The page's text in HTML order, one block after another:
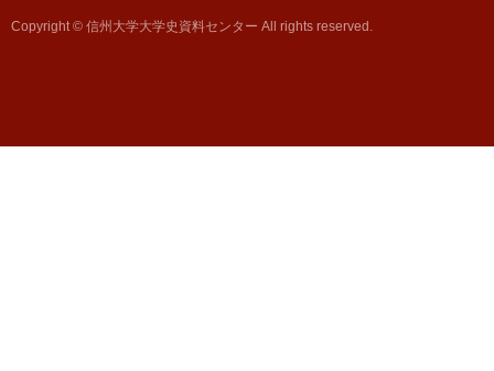
Copyright © 信州大学大学史資料センター All rights reserved.